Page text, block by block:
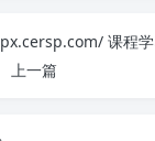
上一篇